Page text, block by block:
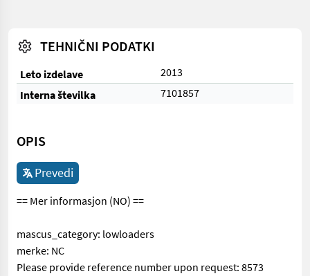
TEHNIČNI PODATKI
Leto izdelave
2013
Interna številka
7101857
OPIS
Prevedi
== Mer informasjon (NO) ==
mascus_category: lowloaders
merke: NC
Please provide reference number upon request: 8573